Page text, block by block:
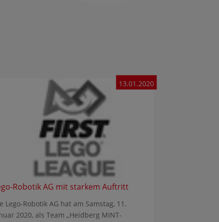
Robotik AG mit starkem Auftritt
13.01.2020
Lego-Robotik AG hat am Samstag, 11.
2020, als Team „Heidberg MINT-